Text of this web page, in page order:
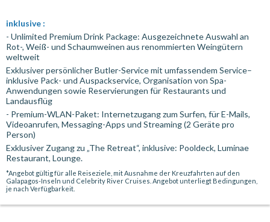
inklusive :
- Unlimited Premium Drink Package: Ausgezeichnete Auswahl an
Rot-, Weiß- und Schaumweinen aus renommierten Weingütern
weltweit
Exklusiver persönlicher Butler-Service mit umfassendem Service–
inklusive Pack- und Auspackservice, Organisation von Spa-
Anwendungen sowie Reservierungen für Restaurants und
Landausflüg
- Premium-WLAN-Paket: Internetzugang zum Surfen, für E-Mails,
Videoanrufen, Messaging-Apps und Streaming (2 Geräte pro
Person)
Exklusiver Zugang zu „The Retreat“, inklusive: Pooldeck, Luminae
Restaurant, Lounge.
*Angebot gültig für alle Reiseziele, mit Ausnahme der Kreuzfahrten auf den
Galapagos-Inseln und Celebrity River Cruises. Angebot unterliegt Bedingungen,
je nach Verfügbarkeit.